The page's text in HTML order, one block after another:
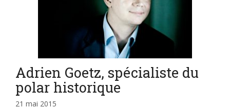
Adrien Goetz, spécialiste du
polar historique
21 mai 2015